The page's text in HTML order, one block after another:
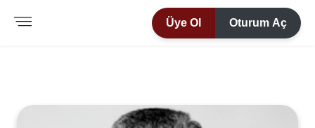
Üye Ol Oturum Aç